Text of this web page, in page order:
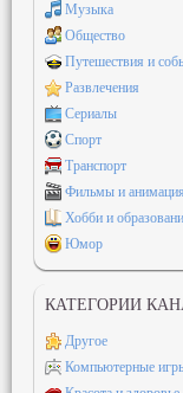
Музыка
Общество
Путешествия и
Развлечения
Сериалы
Спорт
Транспорт
Фильмы и анимация
Хобби и
Юмор
КАТЕГОРИИ
Другое
Компьютерные